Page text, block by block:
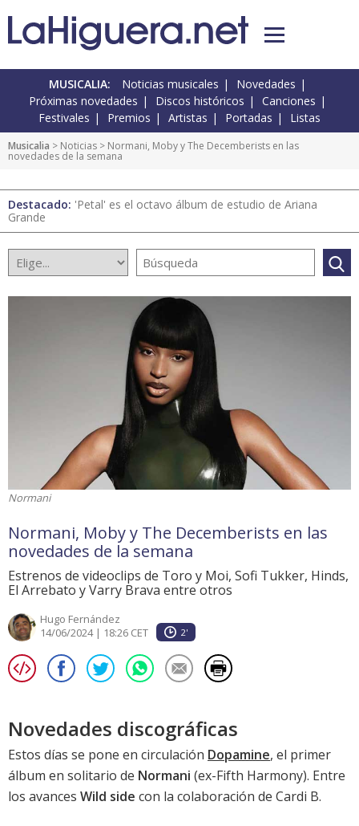
MUSICALIA: Noticias musicales
Novedades
Próximas novedades
Discos históricos
Canciones
Festivales
Premios Artistas Portadas Listas
Musicalia > Noticias > Normani, Moby y The Decemberists en las
novedades de la semana
Destacado: 'Petal' es el octavo álbum de estudio de Ariana
Grande
Normani
Normani, Moby y The Decemberists en las
novedades de la semana
Estrenos de videoclips de Toro y Moi, Sofi Tukker, Hinds,
El Arrebato y Varry Brava entre otros
Hugo Fernández
14/06/2024 | 18:26 CET
2'
Novedades discográficas
Estos días se pone en circulación Dopamine, el primer
álbum en solitario de Normani (ex-Fifth Harmony). Entre
los avances Wild side con la colaboración de Cardi B.